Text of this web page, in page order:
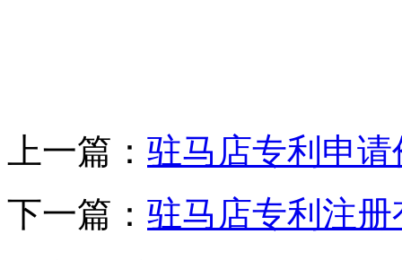
上一篇： 驻马店专利申
下一篇： 驻马店专利注